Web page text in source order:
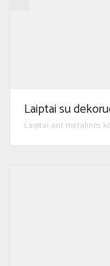
Laiptai su
Laiptai ant metalinės